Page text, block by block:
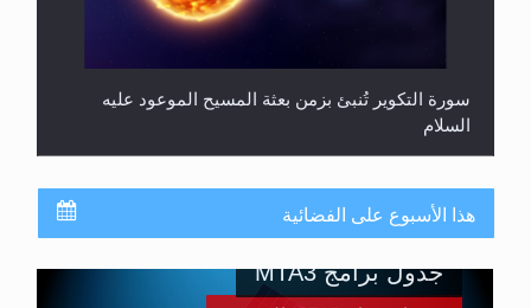
سورة التكوير تُنبئ بزمن بعثة المسيح الموعود عليه
السلام
هذا الأسبوع على الفضائية
جدول برامج MTA3